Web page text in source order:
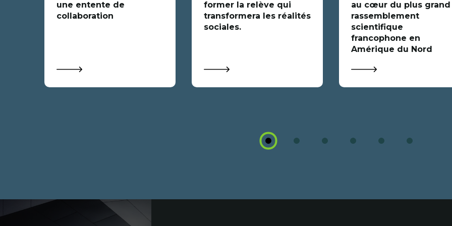
une entente de
collaboration
former la relève qui
transformera les réalités
sociales.
au cœur du plus grand
rassemblement
scientifique
francophone en
Amérique du Nord
1
Coordonnées